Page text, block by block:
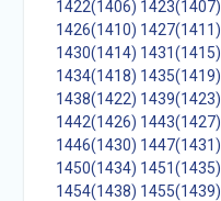
1422(1406) 1423(1407)
1426(1410) 1427(1411)
1430(1414) 1431(1415)
1434(1418) 1435(1419)
1438(1422) 1439(1423)
1442(1426) 1443(1427)
1446(1430) 1447(1431)
1450(1434) 1451(1435)
1454(1438) 1455(1439)